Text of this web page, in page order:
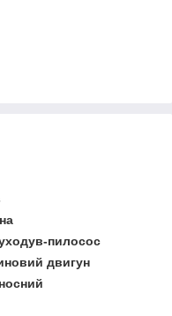
пилосос
двигун